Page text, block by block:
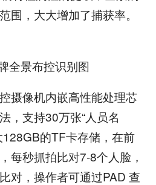
围，大大增加了捕获率。
全景布控识别图
像机内嵌高性能处理芯
，支持30万张“人员名
的TF卡存储，在前
每秒抓拍比对7-8个人脸，
对，操作者可通过PAD 查